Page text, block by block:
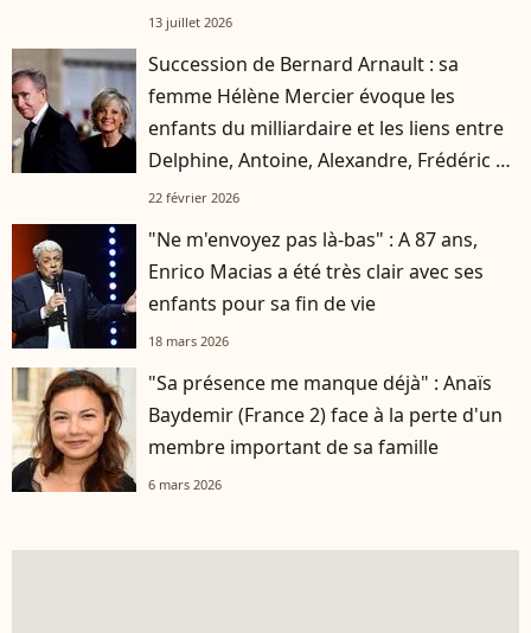
13 juillet 2026
Succession de Bernard Arnault : sa
femme Hélène Mercier évoque les
enfants du milliardaire et les liens entre
Delphine, Antoine, Alexandre, Frédéric et
Jean
22 février 2026
"Ne m'envoyez pas là-bas" : A 87 ans,
Enrico Macias a été très clair avec ses
enfants pour sa fin de vie
18 mars 2026
"Sa présence me manque déjà" : Anaïs
Baydemir (France 2) face à la perte d'un
membre important de sa famille
6 mars 2026